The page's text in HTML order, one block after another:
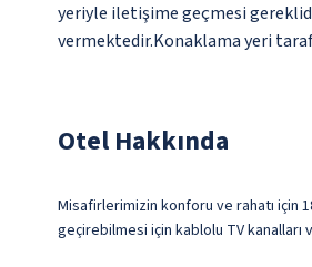
yeriyle iletişime geçmesi
vermektedir.Konaklama yeri
Otel Hakkında
Misafirlerimizin konforu ve rahatı için
geçirebilmesi için kablolu TV